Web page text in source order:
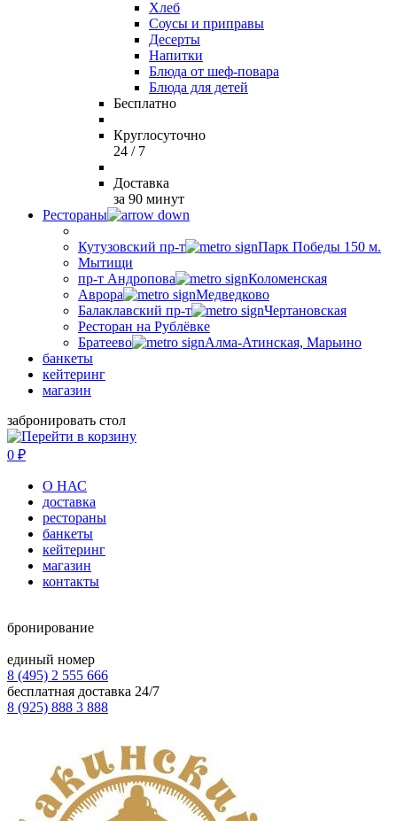
Хлеб
Соусы и приправы
Десерты
Напитки
Блюда от шеф-повара
Блюда для детей
Бесплатно
Круглосуточно
24 / 7
Доставка
за 90 минут
Рестораны
Кутузовский пр-т
Парк Победы 150 м.
Мытищи
пр-т Андропова
Коломенская
Аврора
Медведково
Балаклавский пр-т
Чертановская
Ресторан на Рублёвке
Братеево
Алма-Атинская, Марьино
банкеты
кейтеринг
магазин
забронировать стол
0 ₽
О НАС
доставка
рестораны
банкеты
кейтеринг
магазин
контакты
бронирование
единый номер
8 (495) 2 555 666
бесплатная доставка 24/7
8 (925) 888 3 888